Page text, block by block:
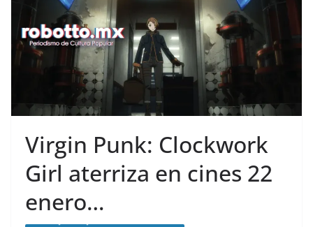
Virgin Punk: Clockwork
Girl aterriza en cines 22
enero…